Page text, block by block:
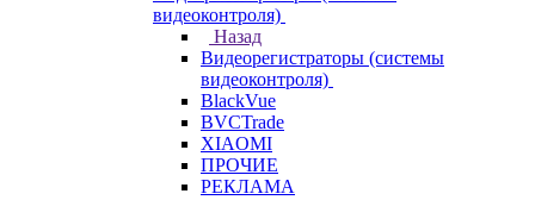
видеоконтроля)
Назад
Видеорегистраторы (системы
видеоконтроля)
BlackVue
BVCTrade
XIAOMI
ПРОЧИЕ
РЕКЛАМА